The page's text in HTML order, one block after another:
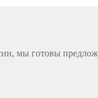
мы готовы